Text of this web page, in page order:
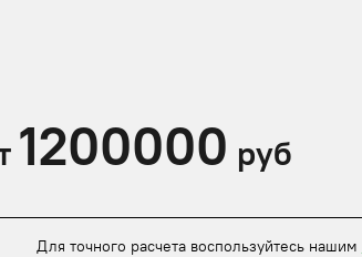
1200000 руб
Для точного расчета воспользуйтесь нашим